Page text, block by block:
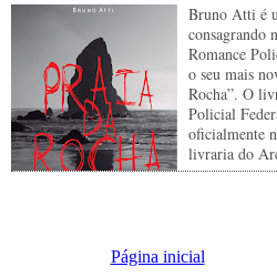
Bruno Atti é
consagrando
Romance
o seu mais
Rocha”. O
Policial
oficialmente
livraria do
Página inicial